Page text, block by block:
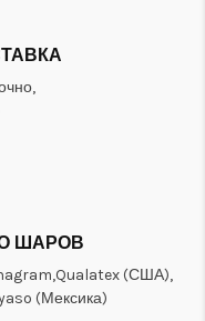
ШАРОВ
(США),
(Мексика)